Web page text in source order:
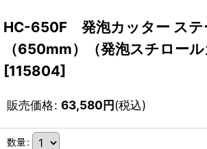
HC-650F 発泡カッター ステ
（650mm）（発泡スチロール
[115804]
販売価格: 63,580円(税込)
数量: